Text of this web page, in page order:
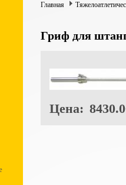
Главная
Гриф для
Цена: